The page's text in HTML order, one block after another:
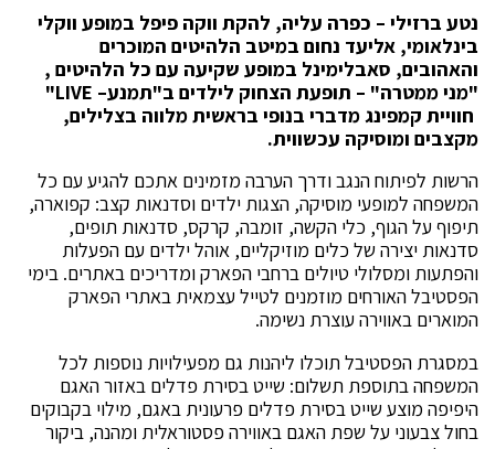
נטע ברזילי – כפרה עליה, להקת ווקה פיפל במופע ווקלי
בינלאומי, אליעד נחום במיטב הלהיטים המוכרים
והאהובים, סאבלימינל במופע שקיעה עם כל הלהיטים ,
"מני ממטרה" – תופעת הצחוק לילדים ב"תמנע– LIVE
"
חוויית קמפינג מדברי בנופי בראשית מלווה בצלילים,
מקצבים ומוסיקה עכשווית.
הרשות לפיתוח הנגב ודרך הערבה מזמינים אתכם להגיע עם כל
המשפחה למופעי מוסיקה, הצגות ילדים וסדנאות קצב: קפוארה,
תיפוף על הגוף, כלי הקשה, זומבה, קרקס, סדנאות תופים,
סדנאות יצירה של כלים מוזיקליים, אוהל ילדים עם הפעלות
והפתעות ומסלולי טיולים ברחבי הפארק ומדריכים באתרים. בימי
הפסטיבל האורחים מוזמנים לטייל עצמאית באתרי הפארק
המוארים באווירה עוצרת נשימה.
במסגרת הפסטיבל תוכלו ליהנות גם מפעילויות נוספות לכל
המשפחה בתוספת תשלום: שייט בסירת פדלים באזור האגם
היפיפה מוצע שייט בסירת פדלים פרעונית באגם, מילוי בקבוקים
בחול צבעוני על שפת האגם באווירה פסטוראלית ומהנה, ביקור